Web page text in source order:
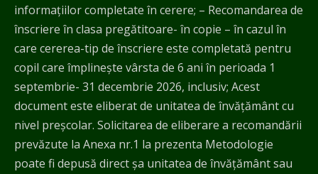
informațiilor completate în cerere; – Recomandarea de
înscriere în clasa pregătitoare- în copie – în cazul în
care cererea-tip de înscriere este completată pentru
copil care împlinește vârsta de 6 ani în perioada 1
septembrie- 31 decembrie 2026, inclusiv; Acest
document este eliberat de unitatea de învățământ cu
nivel preșcolar. Solicitarea de eliberare a recomandării
prevăzute la Anexa nr.1 la prezenta Metodologie
poate fi depusă direct șa unitatea de învățământ sau